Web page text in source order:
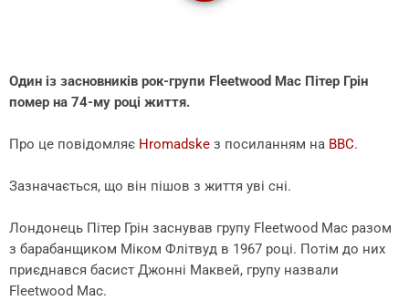
Один із засновників рок-групи Fleetwood Mac Пітер Грін
помер на 74-му році життя.
Про це повідомляє Hromadske з посиланням на BBC.
Зазначається, що він пішов з життя уві сні.
Лондонець Пітер Грін заснував групу Fleetwood Mac разом
з барабанщиком Міком Флітвуд в 1967 році. Потім до них
приєднався басист Джонні Маквей, групу назвали
Fleetwood Mac.